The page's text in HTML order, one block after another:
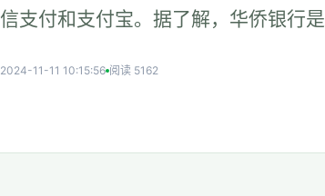
信支付和支付宝。据了解，华侨银行
2024-11-11 10:15:56 阅读 5162